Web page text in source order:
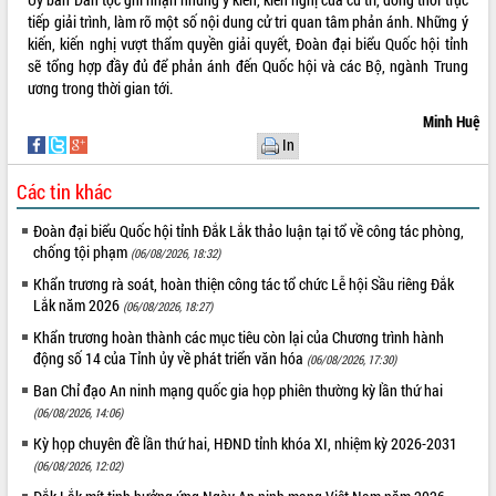
Lắk
Khơi thông điểm nghẽn, đẩy nhanh
giải ngân vốn khắc phục thiên tai
HĐND tỉnh thông qua điều chỉnh Quy
Hội thảo góp ý hồ sơ điều chỉnh quy
tầm nhìn đến năm 2050
Nâng cao hiệu quả hoạt động của các
doanh nghiệp nhà nước
Hội nghị triển khai kết nối mạng
truyền số liệu chuyên dùng phục vụ cơ
quan Đảng, Nhà nước
Lễ phát động chuỗi hoạt động chung
tay làm sạch môi trường
Xã Ea Kar bước chuyển mình trong
công tác cải cách hành chính mô hình
mới
UBND tỉnh họp báo định kỳ tháng 4
năm 2026
tiếp giải trình, làm rõ một số nội dung cử tri quan tâm phản ánh. Những ý
kiến, kiến nghị vượt thẩm quyền giải quyết, Đoàn đại biểu Quốc hội tỉnh
sẽ tổng hợp đầy đủ để phản ánh đến Quốc hội và các Bộ, ngành Trung
ương trong thời gian tới.
Minh Huệ
In
Các tin khác
Đoàn đại biểu Quốc hội tỉnh Đắk Lắk thảo luận tại tổ về công tác phòng,
chống tội phạm (06/08/2026, 18:32)
Khẩn trương rà soát, hoàn thiện công tác tổ chức Lễ hội Sầu riêng Đắk
Lắk năm 2026 (06/08/2026, 18:27)
Khẩn trương hoàn thành các mục tiêu còn lại của Chương trình hành
động số 14 của Tỉnh ủy về phát triển văn hóa (06/08/2026, 17:30)
Ban Chỉ đạo An ninh mạng quốc gia họp phiên thường kỳ lần thứ hai
(06/08/2026, 14:06)
Kỳ họp chuyên đề lần thứ hai, HĐND tỉnh khóa XI, nhiệm kỳ 2026-2031
(06/08/2026, 12:02)